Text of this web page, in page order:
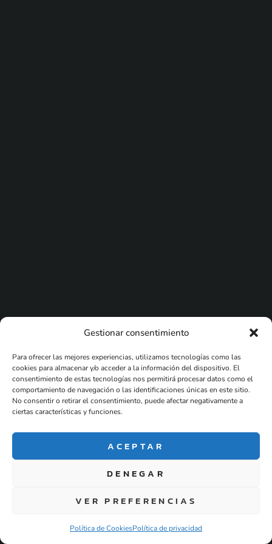
Gestionar consentimiento
Para ofrecer las mejores experiencias, utilizamos tecnologías como las
cookies para almacenar y/o acceder a la información del dispositivo. El
consentimiento de estas tecnologías nos permitirá procesar datos como el
comportamiento de navegación o las identificaciones únicas en este sitio.
No consentir o retirar el consentimiento, puede afectar negativamente a
ciertas características y funciones.
ACEPTAR
DENEGAR
VER PREFERENCIAS
Política de CookiesPolítica de privacidad